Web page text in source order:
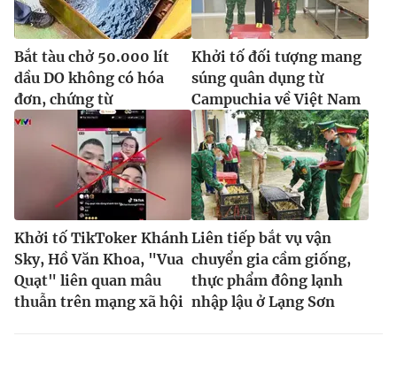
® Cấm sao chép dưới mọi hình thức nếu không có sự chấp
thuận bằng văn bản. Ghi rõ nguồn VTV.vn khi phát hành lại
thông tin từ website này.
Bắt tàu chở 50.000 lít
dầu DO không có hóa
đơn, chứng từ
Khởi tố đối tượng mang
súng quân dụng từ
Campuchia về Việt Nam
Khởi tố TikToker Khánh
Sky, Hồ Văn Khoa, "Vua
Quạt" liên quan mâu
thuẫn trên mạng xã hội
Liên tiếp bắt vụ vận
chuyển gia cầm giống,
thực phẩm đông lạnh
nhập lậu ở Lạng Sơn